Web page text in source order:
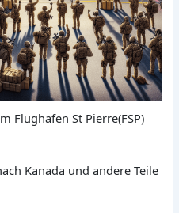
Flughafen St Pierre(FSP)
Kanada und andere Teile